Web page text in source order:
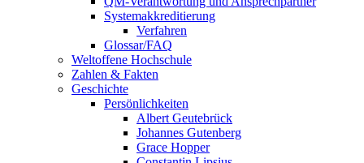
Systemakkreditierung
Verfahren
Glossar/FAQ
Weltoffene Hochschule
Zahlen & Fakten
Geschichte
Persönlichkeiten
Albert Geutebrück
Johannes Gutenberg
Grace Hopper